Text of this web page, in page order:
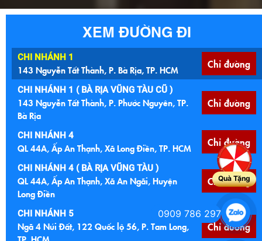
XEM ĐƯỜNG ĐI
CHI NHÁNH 1
143 Nguyễn Tất Thành, P. Bà Rịa, TP. HCM Chỉ đường
CHI NHÁNH 1 ( BÀ RỊA VŨNG TÀU CŨ )
143 Nguyễn Tất Thành, P. Phước Nguyên, TP.
Bà Rịa
Chỉ đường
CHI NHÁNH 4
QL 44A, Ấp An Thạnh, Xã Long Điền, TP. HCM Chỉ đường
CHI NHÁNH 4 ( BÀ RỊA VŨNG TÀU )
QL 44A, Ấp An Thạnh, Xã An Ngãi, Huyện
Long Điền
Chỉ đường
CHI NHÁNH 5
Ngã 4 Núi Đất, 122 Quốc lộ 56, P. Tam Long,
Chỉ đường
Quà Tặng
0909 786 297